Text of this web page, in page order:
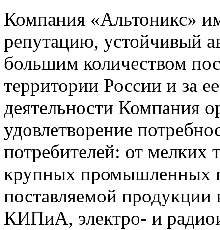
Компания «Альтоникс»
репутацию, устойчивый
большим количеством
территории России и за
деятельности Компания
удовлетворение
потребителей: от мелких
крупных промышленных
поставляемой продукции
КИПиА, электро- и